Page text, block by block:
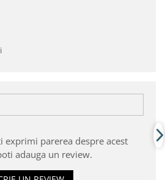
exprimi parerea despre acest
adauga un review.